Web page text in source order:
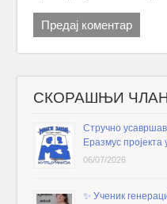
СКОРАШЊИ
Стручно
Еразмус
06/07/2026
✨️ Ученик